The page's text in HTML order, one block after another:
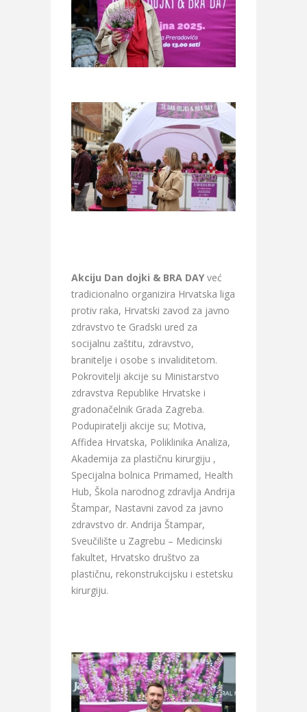
Akciju Dan dojki & BRA DAY već
tradicionalno organizira Hrvatska liga
protiv raka, Hrvatski zavod za javno
zdravstvo te Gradski ured za
socijalnu zaštitu, zdravstvo,
branitelje i osobe s invaliditetom.
Pokrovitelji akcije su Ministarstvo
zdravstva Republike Hrvatske i
gradonačelnik Grada Zagreba.
Podupiratelji akcije su; Motiva,
Affidea Hrvatska, Poliklinika Analiza,
Akademija za plastičnu kirurgiju ,
Specijalna bolnica Primamed, Health
Hub, Škola narodnog zdravlja Andrija
Štampar, Nastavni zavod za javno
zdravstvo dr. Andrija Štampar,
Sveučilište u Zagrebu – Medicinski
fakultet, Hrvatsko društvo za
plastičnu, rekonstrukcijsku i estetsku
kirurgiju.